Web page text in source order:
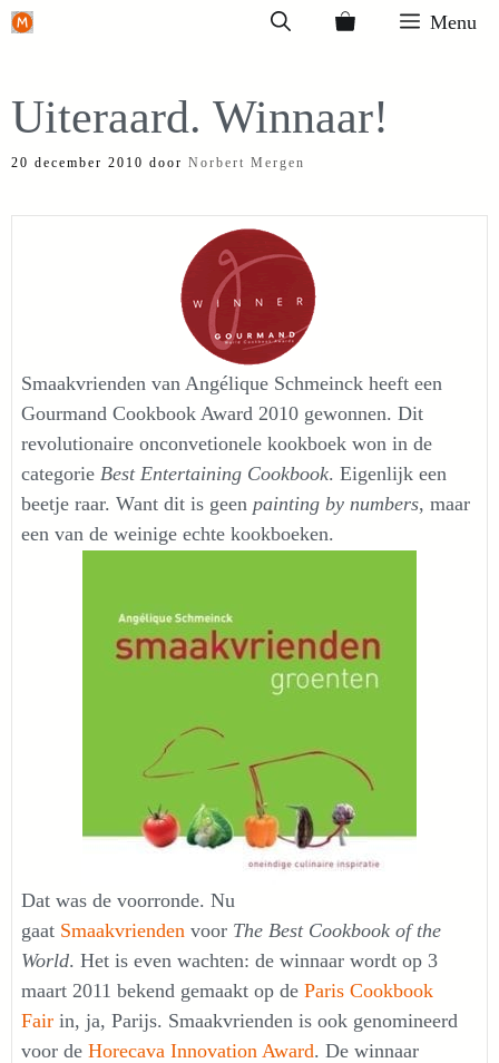
Ga
inhoud
Menu
Uiteraard. Winnaar!
20 december 2010 door Norbert Mergen
Smaakvrienden van Angélique Schmeinck heeft een
Gourmand Cookbook Award 2010 gewonnen. Dit
revolutionaire onconvetionele kookboek won in de
categorie Best Entertaining Cookbook. Eigenlijk een
beetje raar. Want dit is geen painting by numbers, maar
een van de weinige echte kookboeken.
Dat was de voorronde. Nu
gaat Smaakvrienden voor The Best Cookbook of the
World. Het is even wachten: de winnaar wordt op 3
maart 2011 bekend gemaakt op de Paris Cookbook
Fair in, ja, Parijs. Smaakvrienden is ook genomineerd
voor de Horecava Innovation Award. De winnaar